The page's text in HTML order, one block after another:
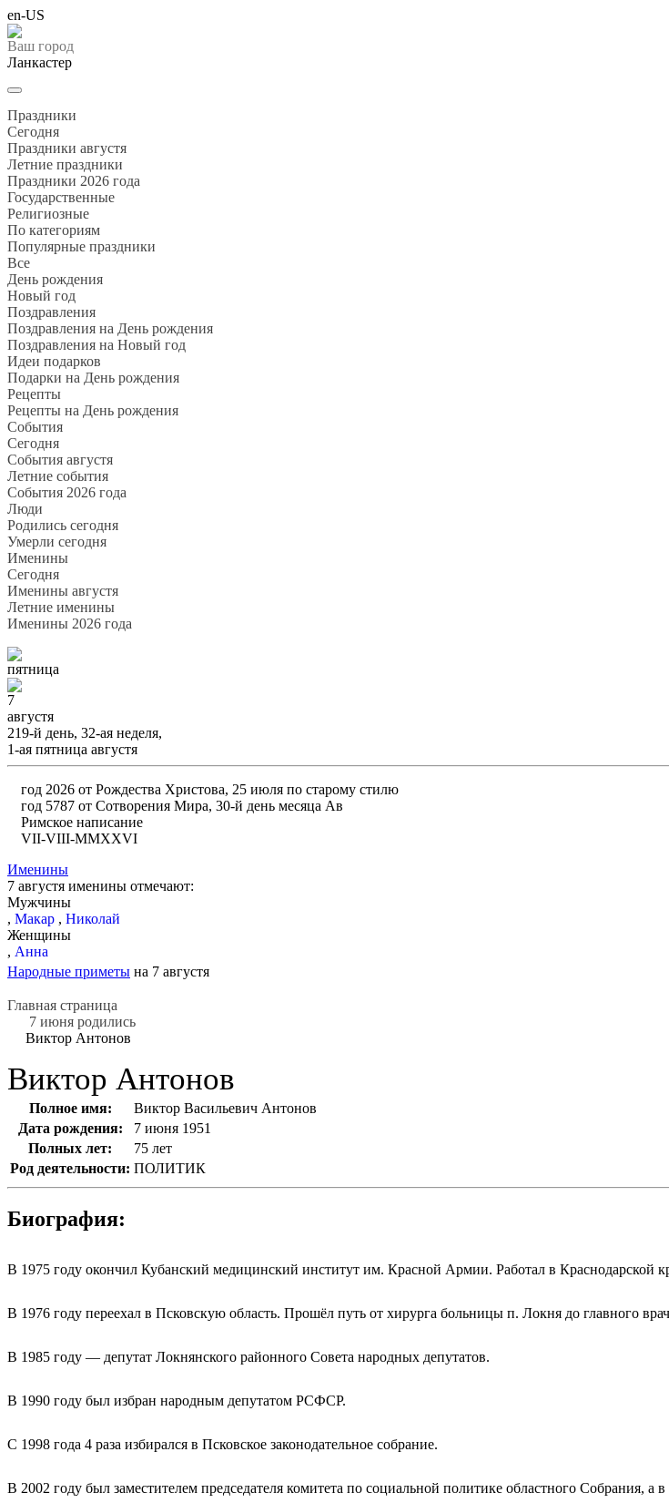
en-US
Ваш город
Ланкастер
Праздники
Cегодня
Праздники августя
Летние праздники
Праздники 2026 года
Государственные
Религиозные
По категориям
Популярные праздники
Все
День рождения
Новый год
Поздравления
Поздравления на День рождения
Поздравления на Новый год
Идеи подарков
Подарки на День рождения
Рецепты
Рецепты на День рождения
События
Cегодня
События августя
Летние события
События 2026 года
Люди
Родились сегодня
Умерли сегодня
Именины
Cегодня
Именины августя
Летние именины
Именины 2026 года
пятница
7
августя
219-й день, 32-ая неделя,
1-ая пятница августя
год 2026 от Рождества Христова, 25 июля по старому стилю
год 5787 от Сотворения Мира, 30-й день месяца Ав
Римское написание
VII-VIII-MMXXVI
Именины
7 августя именины отмечают:
Мужчины
, Макар , Николай
Женщины
, Анна
Народные приметы на 7 августя
Главная страница
7 июня родились
Виктор Антонов
Виктор Антонов
Полное имя:
Виктор Васильевич Антонов
Дата рождения:
7 июня 1951
Полных лет:
75 лет
Род деятельности: ПОЛИТИК
Биография:
В 1975 году окончил Кубанский медицинский институт им. Красной Армии. Работал в Краснодарской
В 1976 году переехал в Псковскую область. Прошёл путь от хирурга больницы п. Локня до главного
В 1985 году — депутат Локнянского районного Совета народных депутатов.
В 1990 году был избран народным депутатом РСФСР.
С 1998 года 4 раза избирался в Псковское законодательное собрание.
В 2002 году был заместителем председателя комитета по социальной политике областного Собрания, а